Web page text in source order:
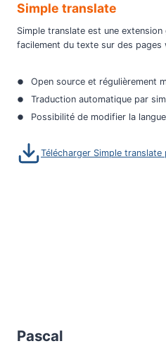
Simple translate
Simple translate est une
facilement du texte sur des pages
Open source et régulièrement
Traduction automatique par
Possibilité de modifier la
Télécharger Simple
Pascal